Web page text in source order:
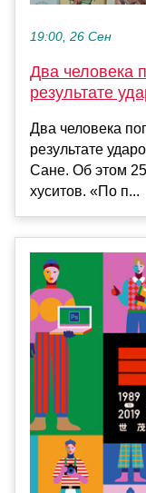
19:00, 26 Сен
Два человека
результате
Два человека
результате
Сане. Об этом
хуситов. «По п...